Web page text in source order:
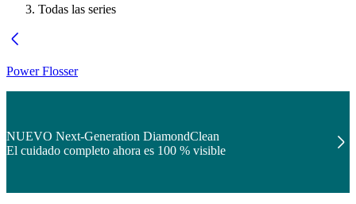
Todas las series
Power Flosser
NUEVO Next-Generation DiamondClean
El cuidado completo ahora es 100 % visible